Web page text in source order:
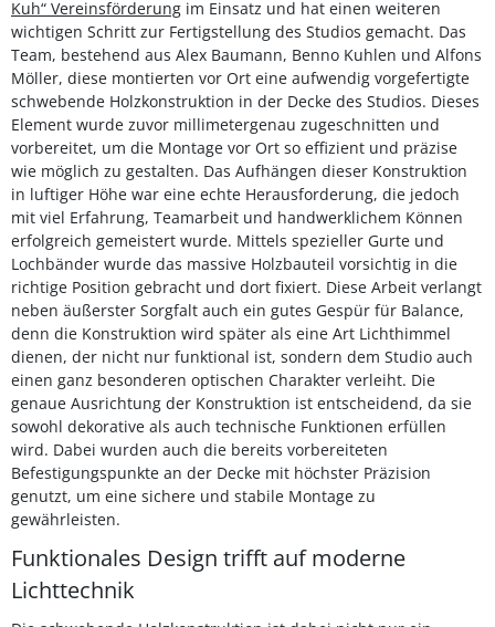
Kuh“ Vereinsförderung im Einsatz und hat einen weiteren
wichtigen Schritt zur Fertigstellung des Studios gemacht. Das
Team, bestehend aus Alex Baumann, Benno Kuhlen und Alfons
Möller, diese montierten vor Ort eine aufwendig vorgefertigte
schwebende Holzkonstruktion in der Decke des Studios. Dieses
Element wurde zuvor millimetergenau zugeschnitten und
vorbereitet, um die Montage vor Ort so effizient und präzise
wie möglich zu gestalten. Das Aufhängen dieser Konstruktion
in luftiger Höhe war eine echte Herausforderung, die jedoch
mit viel Erfahrung, Teamarbeit und handwerklichem Können
erfolgreich gemeistert wurde. Mittels spezieller Gurte und
Lochbänder wurde das massive Holzbauteil vorsichtig in die
richtige Position gebracht und dort fixiert. Diese Arbeit verlangt
neben äußerster Sorgfalt auch ein gutes Gespür für Balance,
denn die Konstruktion wird später als eine Art Lichthimmel
dienen, der nicht nur funktional ist, sondern dem Studio auch
einen ganz besonderen optischen Charakter verleiht. Die
genaue Ausrichtung der Konstruktion ist entscheidend, da sie
sowohl dekorative als auch technische Funktionen erfüllen
wird. Dabei wurden auch die bereits vorbereiteten
Befestigungspunkte an der Decke mit höchster Präzision
genutzt, um eine sichere und stabile Montage zu
gewährleisten.
Funktionales Design trifft auf moderne
Lichttechnik